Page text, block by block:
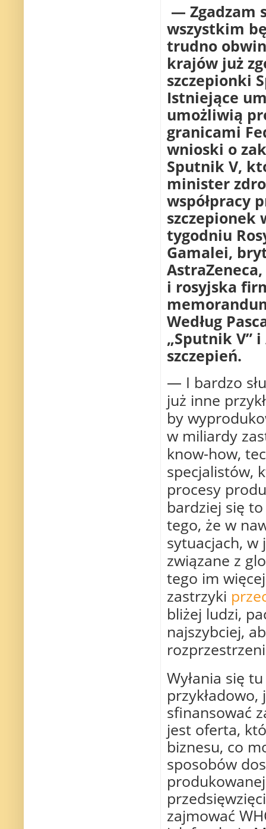
— Zgadzam
wszystkim
trudno
krajów już
szczepionki
Istniejące
umożliwią
granicami
wnioski o
Sputnik V,
minister
współpracy
szczepionek
tygodniu
Gamalei,
i rosyjska
Według
„Sputnik V”
szczepień.
— I bardzo
już inne
by
w miliardy
know-how,
specjalistów,
procesy
bardziej się
tego, że w
sytuacjach, w
związane z
tego im
zastrzyki
bliżej ludzi,
najszybciej,
Wyłania się
sfinansować
jest oferta,
biznesu, co
sposobów
zajmować